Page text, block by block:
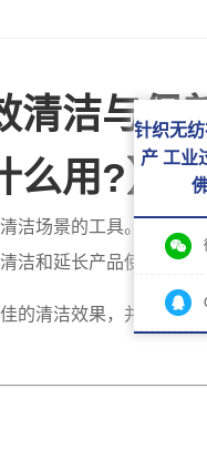
清洁与保
么用?】
洁场景的工具。本指南
洁和延长产品使用寿命。
的清洁效果，并能有效
针织无
产 工业